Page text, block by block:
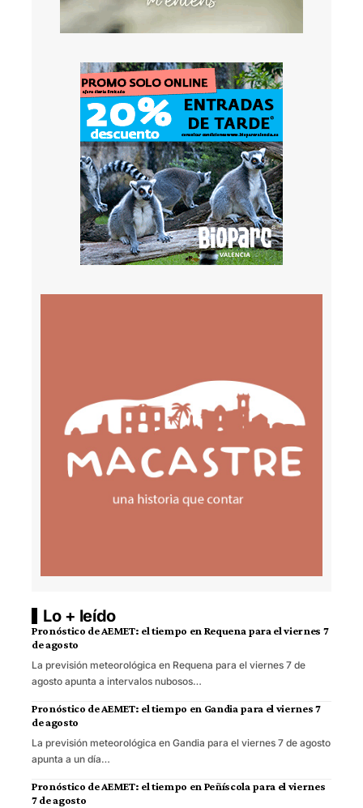
Lo + leído
Pronóstico de AEMET: el tiempo en Requena para el viernes 7
de agosto
La previsión meteorológica en Requena para el viernes 7 de
agosto apunta a intervalos nubosos…
Pronóstico de AEMET: el tiempo en Gandia para el viernes 7
de agosto
La previsión meteorológica en Gandia para el viernes 7 de agosto
apunta a un día…
Pronóstico de AEMET: el tiempo en Peñíscola para el viernes
7 de agosto